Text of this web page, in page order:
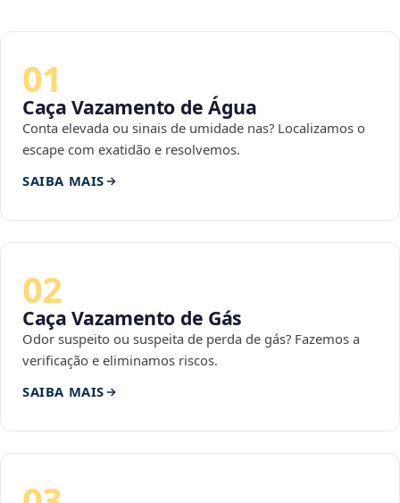
01
Caça Vazamento de Água
Conta elevada ou sinais de umidade nas? Localizamos o
escape com exatidão e resolvemos.
SAIBA MAIS
02
Caça Vazamento de Gás
Odor suspeito ou suspeita de perda de gás? Fazemos a
verificação e eliminamos riscos.
SAIBA MAIS